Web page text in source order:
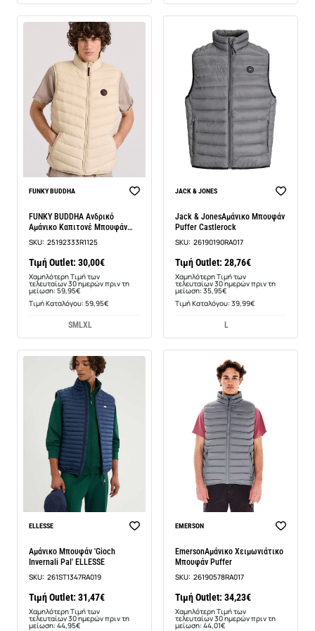
-50%
FUNKY BUDDHA
FUNKY BUDDHA Ανδρικό
Αμάνικο Καπιτονέ Μπουφάν
FBM009-001-01
SKU: 25192333R1125
Τιμή Outlet: 30,00€
Χαμηλότερη Τιμή των
τελευταίων 30 ημερών πριν τη
μείωση: 59,95€
Τιμή Καταλόγου: 59,95€
SM LXL
-20%
JACK & JONES
Jack & JonesΑμάνικο Μπουφάν
Puffer Castlerock
SKU: 26190190RA017
Τιμή Outlet: 28,76€
Χαμηλότερη Τιμή των
τελευταίων 30 ημερών πριν τη
μείωση: 35,95€
Τιμή Καταλόγου: 39,99€
L
-30%
ELLESSE
Αμάνικο Μπουφάν 'Gioch
Invernali Pal' ELLESSE
SKU: 261ST1347RA019
Τιμή Outlet: 31,47€
Χαμηλότερη Τιμή των
τελευταίων 30 ημερών πριν τη
μείωση: 44,95€
-22%
EMERSON
EmersonΑμάνικο Χειμωνιάτικο
Μπουφάν Puffer
SKU: 26190578RA017
Τιμή Outlet: 34,23€
Χαμηλότερη Τιμή των
τελευταίων 30 ημερών πριν τη
μείωση: 44,01€